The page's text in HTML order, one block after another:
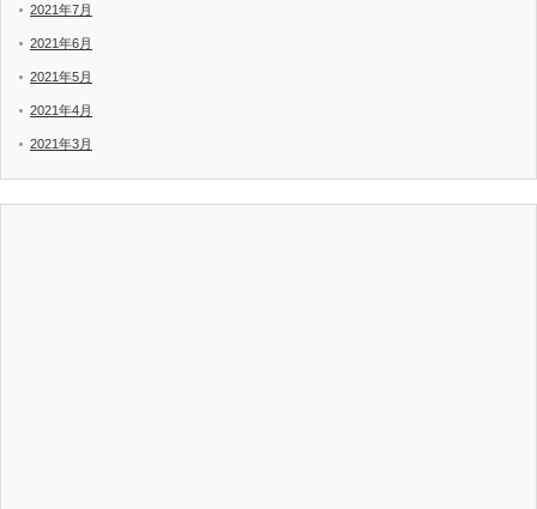
2021年7月
2021年6月
2021年5月
2021年4月
2021年3月